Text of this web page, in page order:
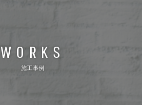
WORKS
施工事例